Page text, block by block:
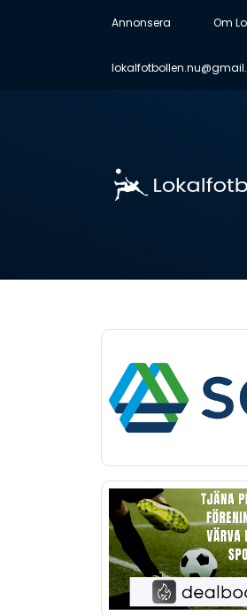
Annonsera Om